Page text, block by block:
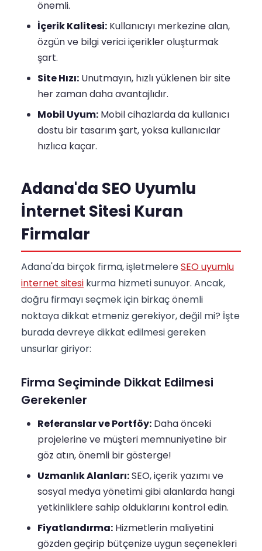
önemli.
İçerik Kalitesi: Kullanıcıyı merkezine alan,
özgün ve bilgi verici içerikler oluşturmak
şart.
Site Hızı: Unutmayın, hızlı yüklenen bir site
her zaman daha avantajlıdır.
Mobil Uyum: Mobil cihazlarda da kullanıcı
dostu bir tasarım şart, yoksa kullanıcılar
hızlıca kaçar.
Adana'da SEO Uyumlu
İnternet Sitesi Kuran
Firmalar
Adana'da birçok firma, işletmelereSEO uyumlu
internet sitesi kurma hizmeti sunuyor. Ancak,
doğru firmayı seçmek için birkaç önemli
noktaya dikkat etmeniz gerekiyor, değil mi? İşte
burada devreye dikkat edilmesi gereken
unsurlar giriyor:
Firma Seçiminde Dikkat Edilmesi
Gerekenler
Referanslar ve Portföy: Daha önceki
projelerine ve müşteri memnuniyetine bir
göz atın, önemli bir gösterge!
Uzmanlık Alanları:SEO, içerik yazımı ve
sosyal medya yönetimi gibi alanlarda hangi
yetkinliklere sahip olduklarını kontrol edin.
Fiyatlandırma: Hizmetlerin maliyetini
gözden geçirip bütçenize uygun seçenekleri